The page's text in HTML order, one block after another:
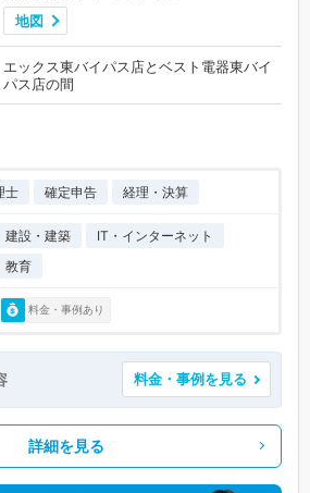
地図
エックス東バイパス店とベスト電器東バイ
パス店の間
士 確定申告 経理・決算
建設・建築
IT・インターネット
教育
料金・事例あり
料金・事例を見る
詳細を見る